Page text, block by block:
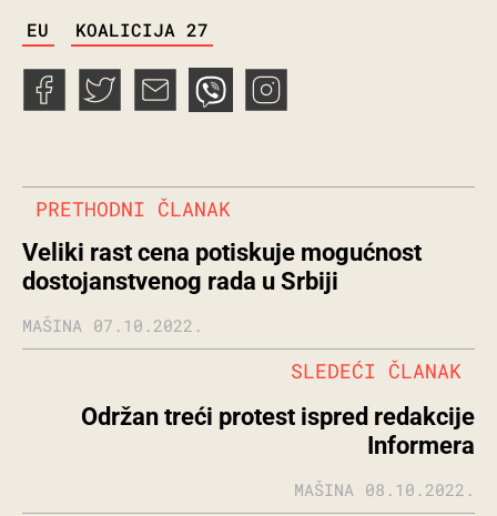
EU KOALICIJA 27
PRETHODNI ČLANAK
Veliki rast cena potiskuje mogućnost
dostojanstvenog rada u Srbiji
MAŠINA 07.10.2022.
Održan treći protest ispred redakcije
Informera
SLEDEĆI ČLANAK
MAŠINA 08.10.2022.